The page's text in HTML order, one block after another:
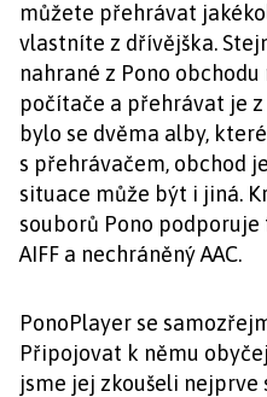
můžete přehrávat
vlastníte z dřívějška.
nahrané z Pono
počítače a přehrávat je
bylo se dvěma alby,
s přehrávačem, obchod
situace může být i jiná.
souborů Pono podporuje
AIFF a nechráněný AAC.
PonoPlayer se
Připojovat k němu
jsme jej zkoušeli nejprve